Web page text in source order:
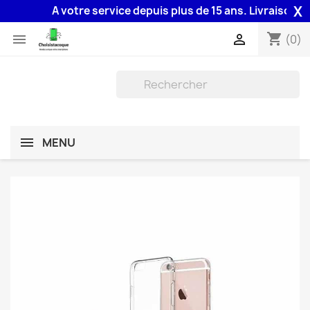
A votre service depuis plus de 15 ans. Livraison X
 shopping_cart (0)

MENU